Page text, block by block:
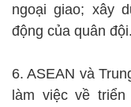
ngoại giao; xây
động của quân đội.
6. ASEAN và
làm việc về